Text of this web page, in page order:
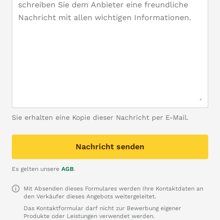
Sie erhalten eine Kopie dieser Nachricht per E-Mail.
Nachricht senden
Es gelten unsere AGB.
Mit Absenden dieses Formulares werden Ihre Kontaktdaten an
den Verkäufer dieses Angebots weitergeleitet.
Das Kontaktformular darf nicht zur Bewerbung eigener
Produkte oder Leistungen verwendet werden.